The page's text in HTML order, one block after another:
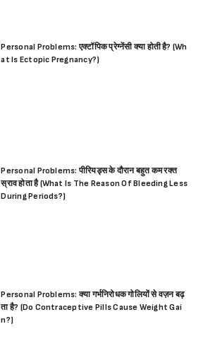
Personal Problems: एक्टॉपिक प्रेग्नेंसी क्या होती है? (Wh
at Is Ectopic Pregnancy?)
Personal Problems: पीरियड्स के दौरान बहुत कम रक्त
स्राव होता है (What Is The Reason Of Bleeding Less
During Periods?)
Personal Problems: क्या गर्भनिरोधक गोलियों से वज़न बढ़
ता है? (Do Contraceptive Pills Cause Weight Gai
n?)